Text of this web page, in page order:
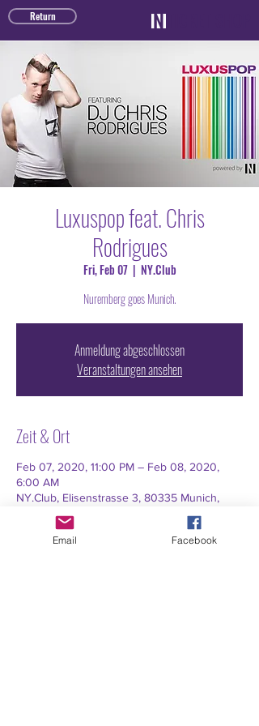
Return
Luxuspop feat. Chris
Rodrigues
Fri, Feb 07
  |
NY.Club
Nuremberg goes Munich.
Anmeldung abgeschlossen
Veranstaltungen ansehen
Zeit & Ort
Feb 07, 2020, 11:00 PM – Feb 08, 2020,
6:00 AM
NY.Club, Elisenstrasse 3, 80335 Munich,
Germany
Email Facebook